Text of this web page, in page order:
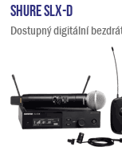
Shure SLX-D
Dostupný digitální